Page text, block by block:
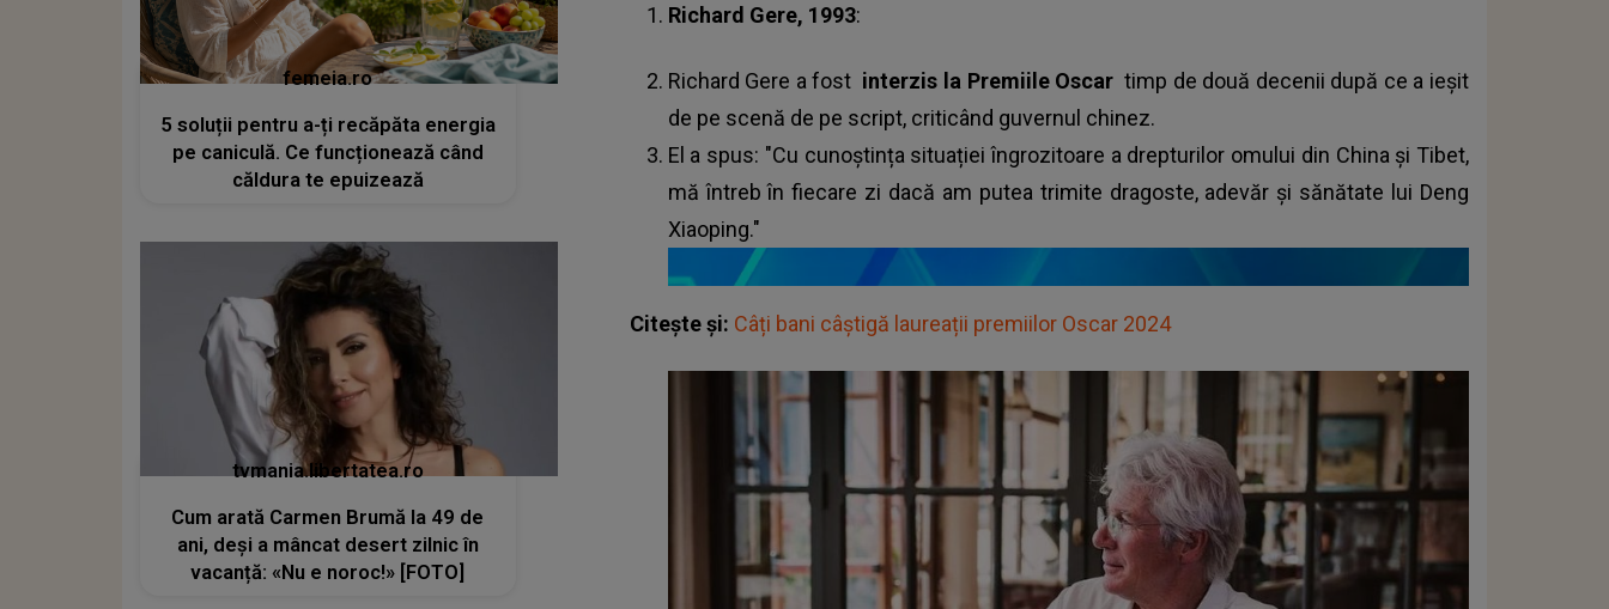
Richard Gere, 1993:
Richard Gere a fost interzis la Premiile Oscar timp de două decenii după ce a ieșit
de pe scenă de pe script, criticând guvernul chinez.
El a spus: "Cu cunoștința situației îngrozitoare a drepturilor omului din China și Tibet,
mă întreb în fiecare zi dacă am putea trimite dragoste, adevăr și sănătate lui Deng
Xiaoping."
Citește și: Câți bani câștigă laureații premiilor Oscar 2024
femeia.ro
5 soluții pentru a-ți recăpăta energia
pe caniculă. Ce funcționează când
căldura te epuizează
tvmania.libertatea.ro
Cum arată Carmen Brumă la 49 de
ani, deși a mâncat desert zilnic în
vacanță: «Nu e noroc!» [FOTO]